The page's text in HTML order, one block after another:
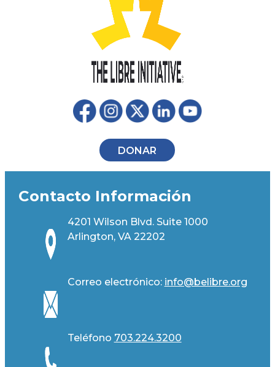
DONAR
Contacto Información
4201 Wilson Blvd. Suite 1000
Arlington, VA 22202
Correo electrónico: info@belibre.org
Teléfono 703.224.3200